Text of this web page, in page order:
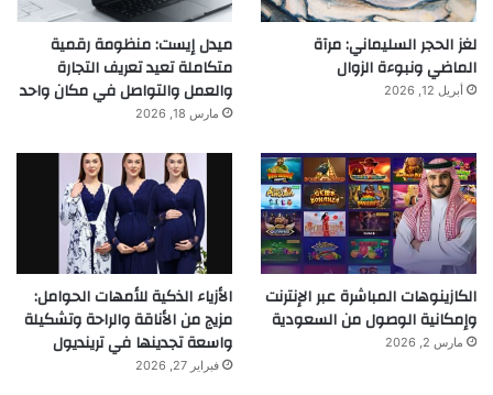
لغز الحجر السليماني: مرآة
الماضي ونبوءة الزوال
أبريل 12, 2026
ميدل إيست: منظومة رقمية
متكاملة تعيد تعريف التجارة
والعمل والتواصل في مكان واحد
مارس 18, 2026
الكازينوهات المباشرة عبر الإنترنت
وإمكانية الوصول من السعودية
مارس 2, 2026
الأزياء الذكية للأمهات الحوامل:
مزيج من الأناقة والراحة وتشكيلة
واسعة تجدينها في ترينديول
فبراير 27, 2026